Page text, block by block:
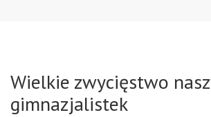
Wielkie zwycięstwo
gimnazjalistek